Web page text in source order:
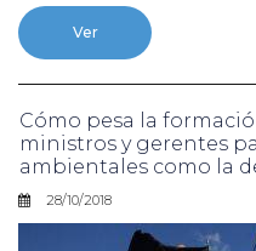
Ver
Cómo pesa la
ministros y gerentes
ambientales como la
28/10/2018